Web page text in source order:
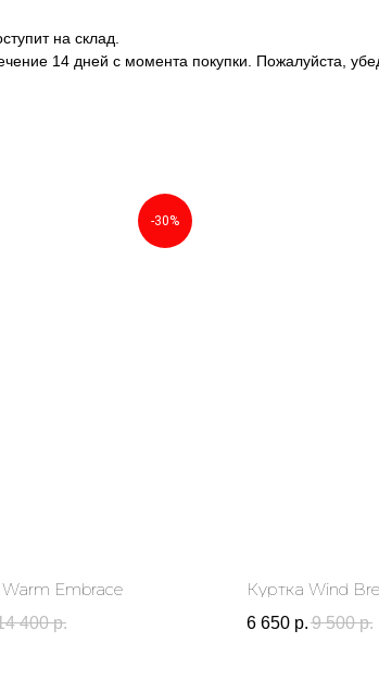
на склад.
14 дней с момента покупки. Пожалуйста,
-30%
Embrace
400 р.
Куртка Wind
6 650 р. 9 500 р.